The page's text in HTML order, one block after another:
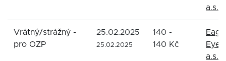
a.s.
Vrátný/strážný -
pro OZP
25.02.2025
25.02.2025
140 -
140 Kč
Eyes
a.s.